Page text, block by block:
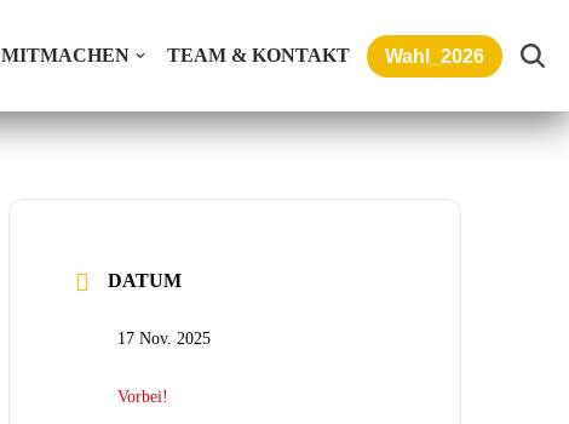
MITMACHEN TEAM & KONTAKT Wahl_2026
DATUM
17 Nov. 2025
Vorbei!